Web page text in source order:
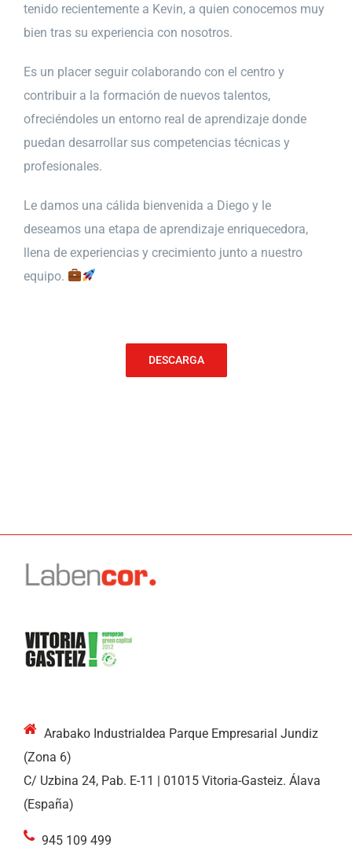
tenido recientemente a Kevin, a quien conocemos muy
bien tras su experiencia con nosotros.
Es un placer seguir colaborando con el centro y
contribuir a la formación de nuevos talentos,
ofreciéndoles un entorno real de aprendizaje donde
puedan desarrollar sus competencias técnicas y
profesionales.
Le damos una cálida bienvenida a Diego y le
deseamos una etapa de aprendizaje enriquecedora,
llena de experiencias y crecimiento junto a nuestro
equipo.
DESCARGA
Arabako Industrialdea Parque Empresarial Jundiz
(Zona 6)
C/ Uzbina 24, Pab. E-11 | 01015 Vitoria-Gasteiz. Álava
(España)
945 109 499